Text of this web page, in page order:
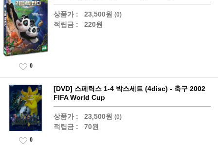
상품가 : 23,500원 (0)
적립금 : 220원
0
[DVD] 스페릭스 1-4 박스세트 (4disc) - 축구 2002
FIFA World Cup
상품가 : 23,500원 (0)
적립금 : 70원
0